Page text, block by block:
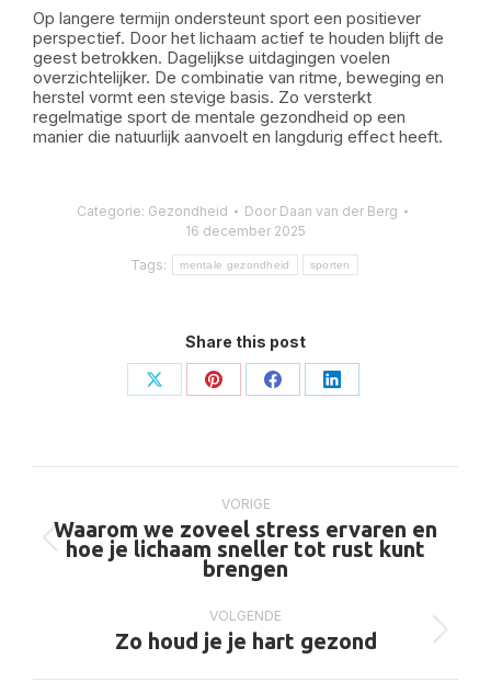
Op langere termijn ondersteunt sport een positiever
perspectief. Door het lichaam actief te houden blijft de
geest betrokken. Dagelijkse uitdagingen voelen
overzichtelijker. De combinatie van ritme, beweging en
herstel vormt een stevige basis. Zo versterkt
regelmatige sport de mentale gezondheid op een
manier die natuurlijk aanvoelt en langdurig effect heeft.
Categorie: Gezondheid Door Daan van der Berg
16 december 2025
Tags: mentale gezondheid sporten
Share this post
Deel
Deel
Deel
Deel
Bericht
VORIGE
Vorig
bericht
Waarom we zoveel stress ervaren en
hoe je lichaam sneller tot rust kunt
brengen
VOLGENDE
Volgend
bericht
Zo houd je je hart gezond